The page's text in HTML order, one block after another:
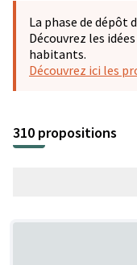
La phase de dépôt
Découvrez les
habitants.
Découvrez ici les
310 propositions